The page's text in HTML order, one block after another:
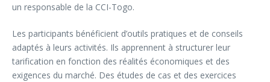
un responsable de la CCI-Togo.
Les participants bénéficient d’outils pratiques et de conseils
adaptés à leurs activités. Ils apprennent à structurer leur
tarification en fonction des réalités économiques et des
exigences du marché. Des études de cas et des exercices